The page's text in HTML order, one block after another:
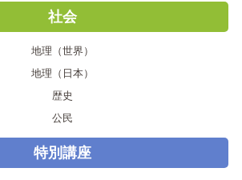
社会
地理（世界）
地理（日本）
歴史
公民
特別講座